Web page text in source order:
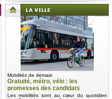
Mobilités de demain
Gratuité, métro, vélo : les
promesses des candidats
Les mobilités sont au cœur du quotidien